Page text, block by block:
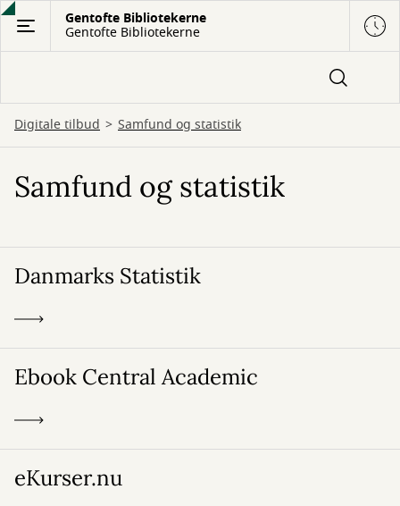
Gå
hovedindhold
Gentofte Bibliotekerne
Gentofte Bibliotekerne
Digitale tilbud Samfund og statistik
Samfund og statistik
Danmarks Statistik
Ebook Central Academic
eKurser.nu